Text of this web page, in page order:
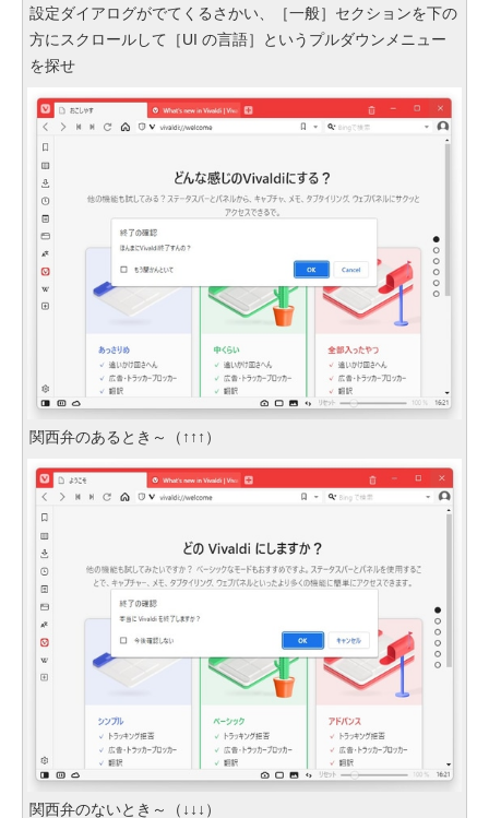
設定ダイアログがでてくるさかい、［一般］セクションを下の
方にスクロールして［UI の言語］というプルダウンメニュー
を探せ
関西弁のあるとき～（↑↑↑）
関西弁のないとき～（↓↓↓）